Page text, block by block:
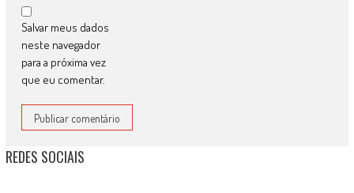
Salvar meus dados
neste navegador
para a próxima vez
que eu comentar.
REDES SOCIAIS